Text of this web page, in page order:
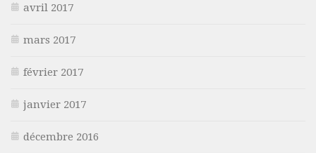
avril 2017
mars 2017
février 2017
janvier 2017
décembre 2016